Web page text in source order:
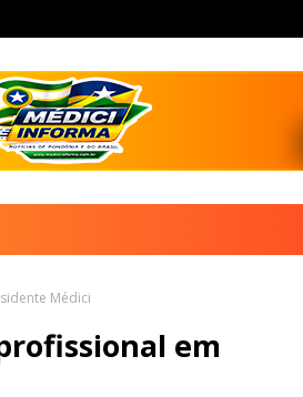
Médici
em